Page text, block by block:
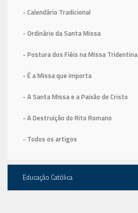
- Calendário Tradicional
- Ordinário da Santa Missa
- Postura dos Fiéis na Missa Tridentina
- É a Missa que importa
- A Santa Missa e a Paixão de Cristo
- A Destruição do Rito Romano
- Todos os artigos
Educação Católica